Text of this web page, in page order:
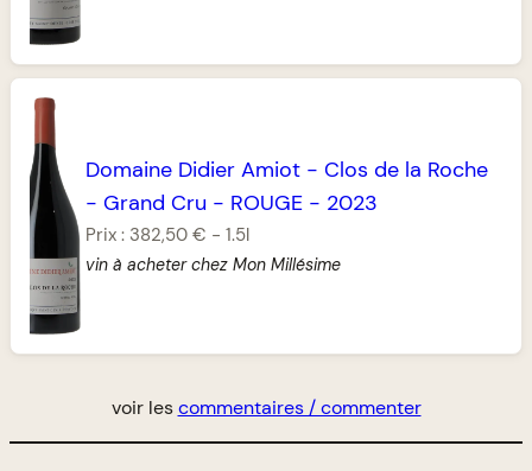
Domaine Didier Amiot - Clos de la Roche
- Grand Cru - ROUGE - 2023
Prix : 382,50 € -1.5l
vin à acheter chez Mon Millésime
voir lescommentaires / commenter